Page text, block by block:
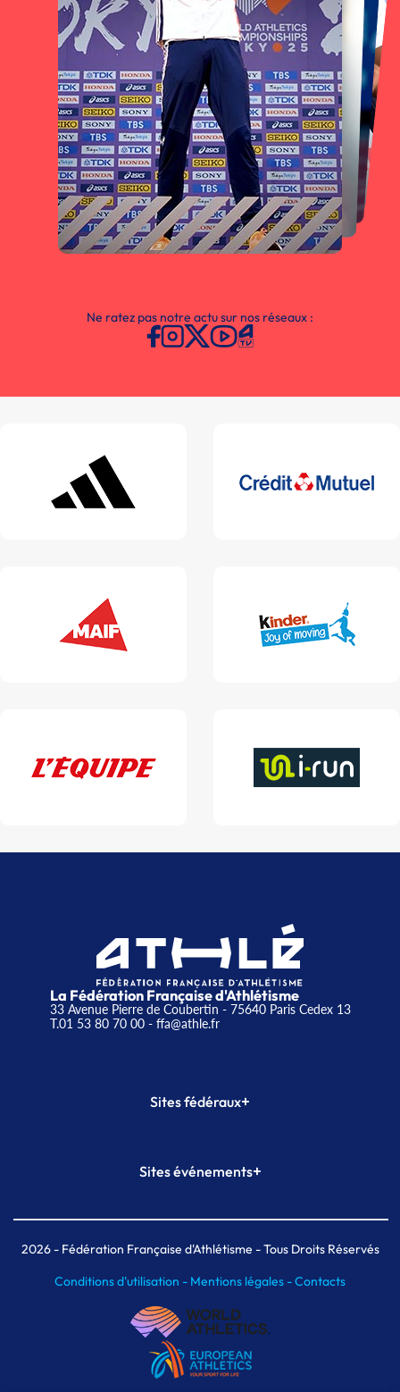
Ne ratez pas notre actu sur nos réseaux :
La Fédération Française d'Athlétisme
33 Avenue Pierre de Coubertin - 75640 Paris Cedex 13
T.01 53 80 70 00- ffa@athle.fr
Sites fédéraux+
Plateforme Formation
Sites événements+
Meeting de Paris indoor
MAIF Ekiden de Paris
2026- Fédération Française d'Athlétisme - Tous Droits Réservés
Conditions d'utilisation - Mentions légales -Contacts